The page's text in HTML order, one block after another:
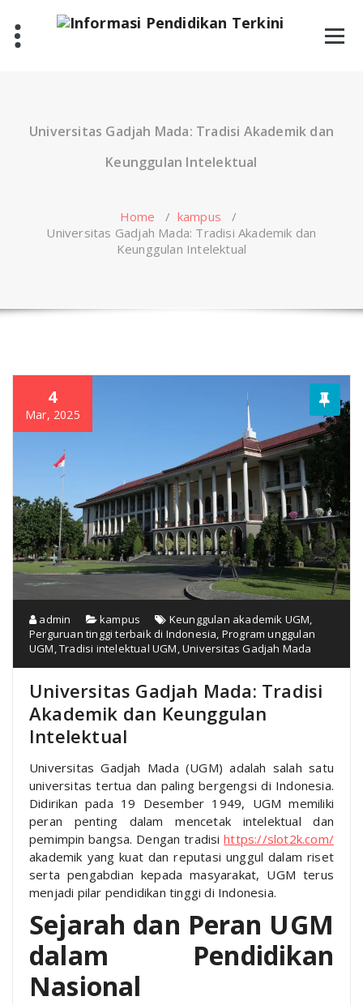
content
Universitas Gadjah Mada: Tradisi Akademik dan
Keunggulan Intelektual
Home / kampus /
Universitas Gadjah Mada: Tradisi Akademik dan
Keunggulan Intelektual
4
Mar, 2025
admin kampus Keunggulan akademik UGM,
Perguruan tinggi terbaik di Indonesia, Program unggulan
UGM,Tradisi intelektual UGM,Universitas Gadjah Mada
Universitas Gadjah Mada: Tradisi
Akademik dan Keunggulan
Intelektual
Universitas Gadjah Mada (UGM) adalah salah satu
universitas tertua dan paling bergengsi di Indonesia.
Didirikan pada 19 Desember 1949, UGM memiliki
peran penting dalam mencetak intelektual dan
pemimpin bangsa. Dengan tradisihttps://slot2k.com/
akademik yang kuat dan reputasi unggul dalam riset
serta pengabdian kepada masyarakat, UGM terus
menjadi pilar pendidikan tinggi di Indonesia.
Sejarah dan Peran UGM
dalam Pendidikan
Nasional